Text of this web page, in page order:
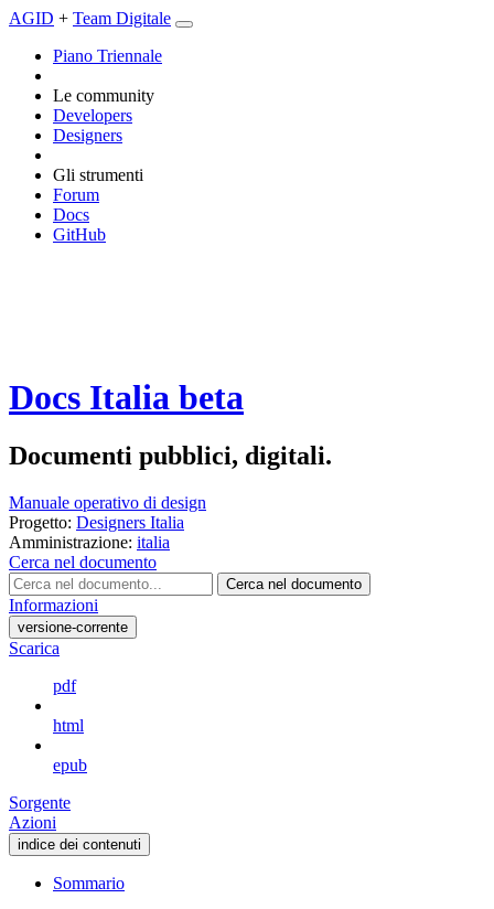
AGID + Team Digitale
Piano Triennale
Le community
Developers
Designers
Gli strumenti
Forum
Docs
GitHub
Docs Italia beta
Documenti pubblici, digitali.
Manuale operativo di design
Progetto: Designers Italia
Amministrazione: italia
Cerca nel documento
Cerca nel documento
Informazioni
versione-corrente
Scarica
pdf
html
epub
Sorgente
Azioni
indice dei contenuti
Sommario